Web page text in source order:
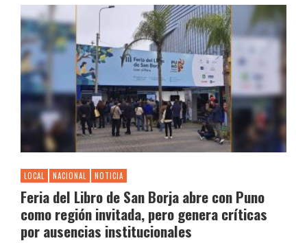
LOCAL NACIONAL NOTICIA
Feria del Libro de San Borja abre con Puno
como región invitada, pero genera críticas
por ausencias institucionales